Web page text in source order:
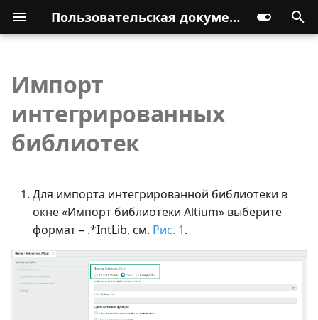
Пользовательская документация
Импорт
интегрированных
библиотек
Для импорта интегрированной библиотеки в
окне «Импорт библиотеки Altium» выберите
формат – .*IntLib, см. Рис. 1.